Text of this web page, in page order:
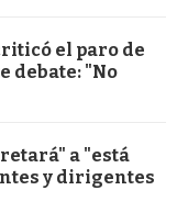
el paro de
debate: "No
a "está
y dirigentes